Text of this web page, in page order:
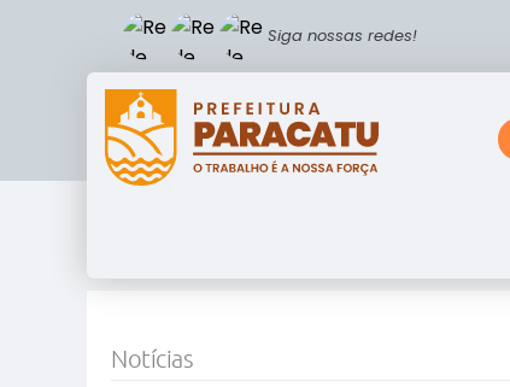
Siga nossas redes!
Notícias